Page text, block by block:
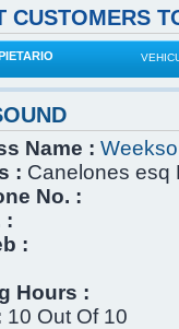
CUSTOMERS
Name :
: Canelones esq
No. :
:
:
Hours :
10 Out Of 10